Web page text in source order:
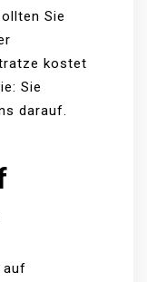
Sie
kostet
Sie
darauf.
auf